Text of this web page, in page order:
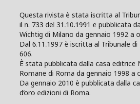
Questa rivista è stata iscritta al
il n. 733 del 31.10.1991 e pubblicata
Wichtig di Milano da gennaio 1992 a
Dal 6.11.1997 è iscritta al Tribunale di
606.
È stata pubblicata dalla casa editrice
Romane di Roma da gennaio 1998 a
Da gennaio 2010 è pubblicata dalla
d’oro edizioni di Roma.